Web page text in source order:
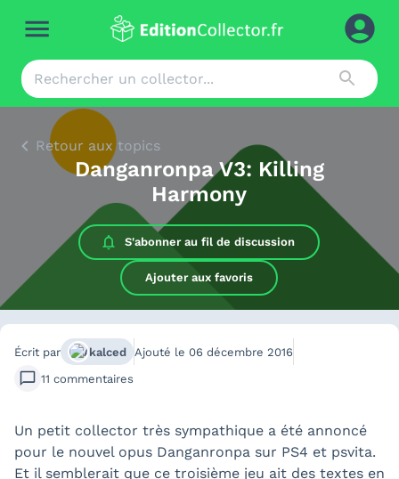
Retour aux topics
Danganronpa V3: Killing
Harmony
S'abonner au fil de discussion
Ajouter aux favoris
Écrit par kalced Ajouté le 06 décembre 2016
11 commentaires
Un petit collector très sympathique a été annoncé
pour le nouvel opus Danganronpa sur PS4 et psvita.
Et il semblerait que ce troisième jeu ait des textes en